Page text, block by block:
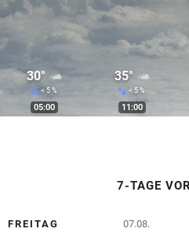
Suchbegriff
eingeben
30°
< 5 %
05:00
35°
< 5 %
11:00
7-TAGE
FREITAG 07.08.